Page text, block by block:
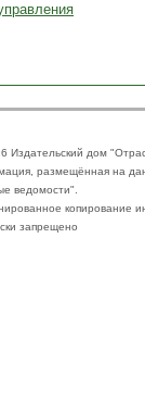
Издательский дом
размещённая на
ведомости".
копирование
запрещено